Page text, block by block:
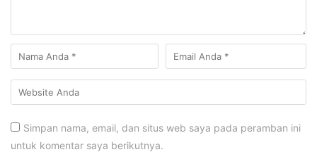
Simpan nama, email, dan situs web saya pada peramban ini
untuk komentar saya berikutnya.